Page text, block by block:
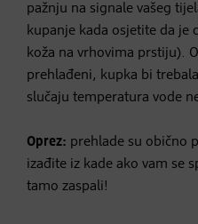
pažnju na signale vašeg
kupanje kada osjetite da je
koža na vrhovima prstiju).
prehlađeni, kupka bi
slučaju temperatura vode
Oprez: prehlade su obično
izađite iz kade ako vam se
tamo zaspali!